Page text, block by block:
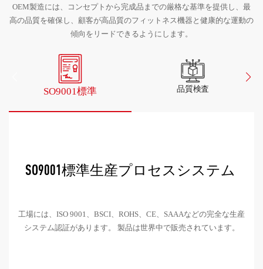
OEM製造には、コンセプトから完成品までの厳格な基準を提供し、最
高の品質を確保し、顧客が高品質のフィットネス機器と健康的な運動の
傾向をリードできるようにします。
SO9001標準 品質検査
工場には、ISO 9001、BSCI、ROHS、CE、SAAAなどの完全な生産
システム認証があります。 製品は世界中で販売されています。